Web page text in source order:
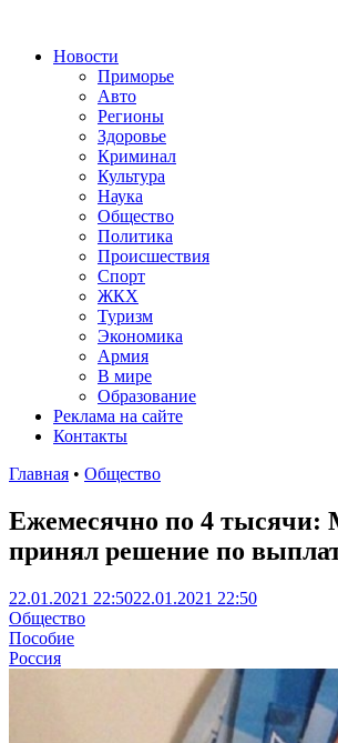
Новости
Приморье
Авто
Регионы
Здоровье
Криминал
Культура
Наука
Общество
Политика
Происшествия
Спорт
ЖКХ
Туризм
Экономика
Армия
В мире
Образование
Реклама на сайте
Контакты
Главная • Общество
Ежемесячно по 4 тысячи:
принял решение по
22.01.2021 22:5022.01.2021 22:50
Общество
Пособие
Россия